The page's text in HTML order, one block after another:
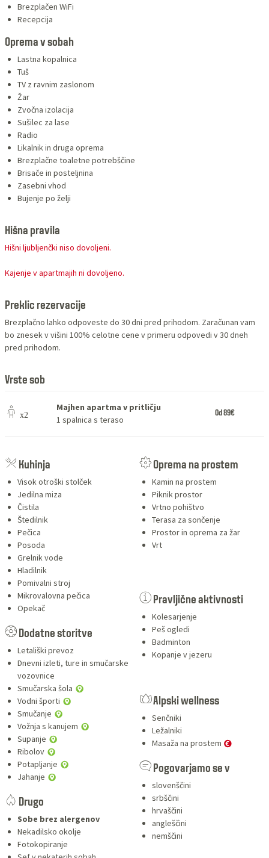
Brezplačen WiFi
Recepcija
Oprema v sobah
Lastna kopalnica
Tuš
TV z ravnim zaslonom
Žar
Zvočna izolacija
Sušilec za lase
Radio
Likalnik in druga oprema
Brezplačne toaletne potrebščine
Brisače in posteljnina
Zasebni vhod
Bujenje po želji
Hišna pravila
Hišni ljubljenčki niso dovoljeni.
Kajenje v apartmajih ni dovoljeno.
Preklic rezervacije
Brezplačno lahko odpoveste do 30 dni pred prihodom. Zaračunan vam
bo znesek v višini 100% celotne cene v primeru odpovedi v 30 dneh
pred prihodom.
Vrste sob
Majhen apartma v pritličju
1 spalnica s teraso
Od 89€
SERVICES
Kuhinja
Visok otroški stolček
Jedilna miza
Čistila
Štedilnik
Pečica
Posoda
Grelnik vode
Hladilnik
Pomivalni stroj
Mikrovalovna pečica
Opekač
Oprema na prostem
Kamin na prostem
Piknik prostor
Vrtno pohištvo
Terasa za sončenje
Prostor in oprema za žar
Vrt
Pravljične aktivnosti
Kolesarjenje
Peš ogledi
Badminton
Kopanje v jezeru
Dodatne storitve
Letališki prevoz
Dnevni izleti, ture in smučarske
vozovnice
Smučarska šola
Vodni športi
Smučanje
Vožnja s kanujem
Supanje
Ribolov
Potapljanje
Jahanje
Alpski wellness
Senčniki
Ležalniki
Masaža na prostem
Pogovarjamo se v
slovenščini
srbščini
hrvaščini
angleščini
nemščini
Drugo
Sobe brez alergenov
Nekadilsko okolje
Fotokopiranje